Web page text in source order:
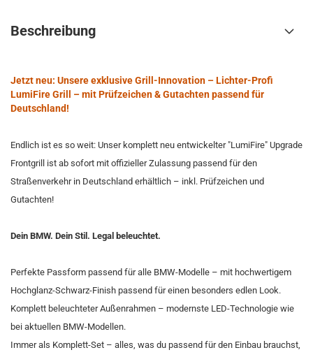
Beschreibung
Jetzt neu: Unsere exklusive Grill-Innovation – Lichter-Profi
LumiFire Grill – mit Prüfzeichen & Gutachten passend für
Deutschland!
Endlich ist es so weit: Unser komplett neu entwickelter "LumiFire" Upgrade
Frontgrill ist ab sofort mit offizieller Zulassung passend für den
Straßenverkehr in Deutschland erhältlich – inkl. Prüfzeichen und
Gutachten!
Dein BMW. Dein Stil. Legal beleuchtet.
Perfekte Passform passend für alle BMW-Modelle – mit hochwertigem
Hochglanz-Schwarz-Finish passend für einen besonders edlen Look.
Komplett beleuchteter Außenrahmen – modernste LED-Technologie wie
bei aktuellen BMW-Modellen.
Immer als Komplett-Set – alles, was du passend für den Einbau brauchst,